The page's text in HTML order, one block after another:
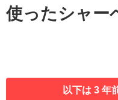
使ったシャー
以下は 3 年